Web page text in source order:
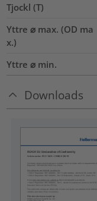
Tjockl (T)
Yttre ⌀ max. (OD ma
x.)
Yttre ⌀ min.
Downloads